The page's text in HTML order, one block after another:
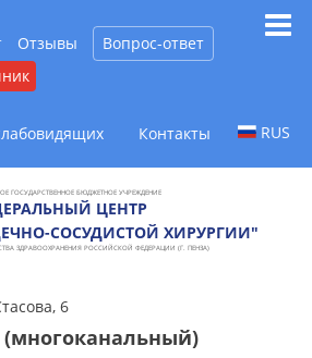
Отзывы
Вопрос-ответ
Контакты RUS
ГОСУДАРСТВЕННОЕ БЮДЖЕТНОЕ УЧРЕЖДЕНИЕ
ЦЕНТР
СОСУДИСТОЙ ХИРУРГИИ"
ЗДРАВООХРАНЕНИЯ РОССИЙСКОЙ ФЕДЕРАЦИИ (Г. ПЕНЗА)
6
(многоканальный)